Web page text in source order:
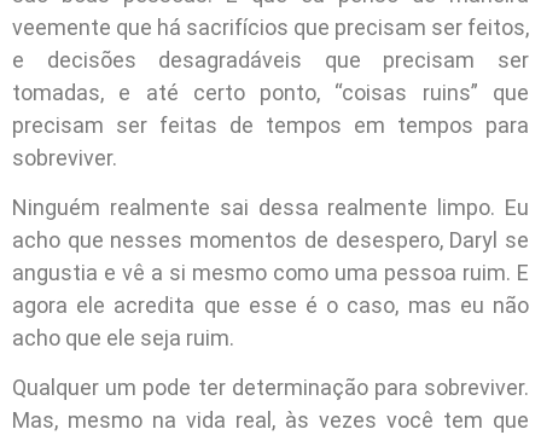
veemente que há sacrifícios que precisam ser feitos,
e decisões desagradáveis que precisam ser
tomadas, e até certo ponto, “coisas ruins” que
precisam ser feitas de tempos em tempos para
sobreviver.
Ninguém realmente sai dessa realmente limpo. Eu
acho que nesses momentos de desespero, Daryl se
angustia e vê a si mesmo como uma pessoa ruim. E
agora ele acredita que esse é o caso, mas eu não
acho que ele seja ruim.
Qualquer um pode ter determinação para sobreviver.
Mas, mesmo na vida real, às vezes você tem que